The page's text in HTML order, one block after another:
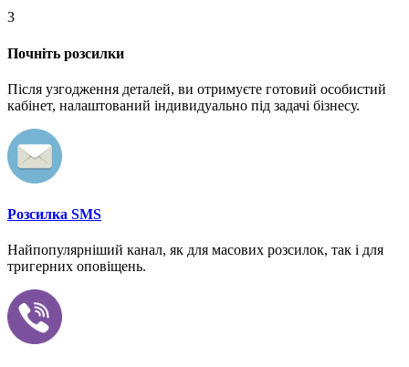
3
Почніть розсилки
Після узгодження деталей, ви отримуєте готовий особистий
кабінет, налаштований індивидуально під задачі бізнесу.
Розсилка SMS
Найпопулярніший канал, як для масових розсилок, так і для
тригерних оповіщень.